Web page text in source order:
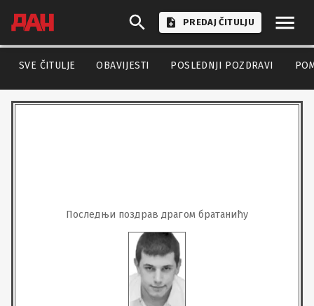
PREDAJ ČITULJU
SVE ČITULJE OBAVIJESTI POSLEDNJI POZDRAVI
Последњи поздрав драгом братанићу